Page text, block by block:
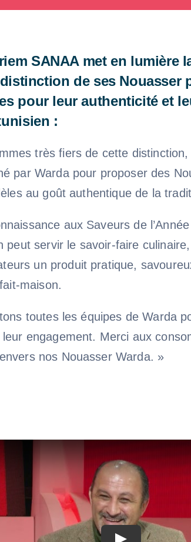
SANAA met en lumière
de ses Nouasser
pour leur authenticité et
:
très fiers de cette
par Warda pour proposer des
au goût authentique de la
aux Saveurs de
peut servir le savoir-faire
un produit pratique,
maison.
toutes les équipes de Warda
engagement. Merci aux
nos Nouasser Warda. »